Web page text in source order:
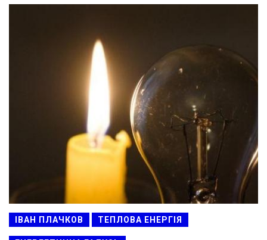
ІВАН ПЛАЧКОВ ТЕПЛОВА ЕНЕРГІЯ